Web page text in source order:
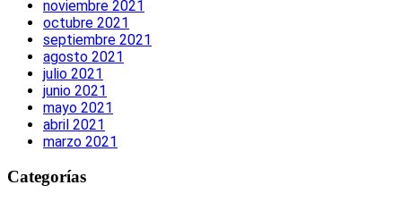
noviembre 2021
octubre 2021
septiembre 2021
agosto 2021
julio 2021
junio 2021
mayo 2021
abril 2021
marzo 2021
Categorías